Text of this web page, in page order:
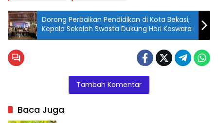
Dorong Perbaikan Pendidikan di Kota Bekasi,
Kepala Sekolah Swasta Dukung Heri Koswara
Tambah Komentar
Baca Juga